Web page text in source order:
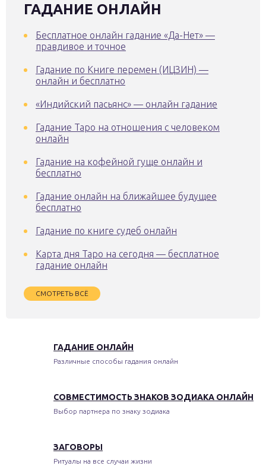
ГАДАНИЕ ОНЛАЙН
Бесплатное онлайн гадание «Да-Нет» —
правдивое и точное
Гадание по Книге перемен (ИЦЗИН) —
онлайн и бесплатно
«Индийский пасьянс» — онлайн гадание
Гадание Таро на отношения с человеком
онлайн
Гадание на кофейной гуще онлайн и
бесплатно
Гадание онлайн на ближайшее будущее
бесплатно
Гадание по книге судеб онлайн
Карта дня Таро на сегодня — бесплатное
гадание онлайн
СМОТРЕТЬ ВСЁ
ГАДАНИЕ ОНЛАЙН
Различные способы гадания онлайн
СОВМЕСТИМОСТЬ ЗНАКОВ ЗОДИАКА ОНЛАЙН
Выбор партнера по знаку зодиака
ЗАГОВОРЫ
Ритуалы на все случаи жизни